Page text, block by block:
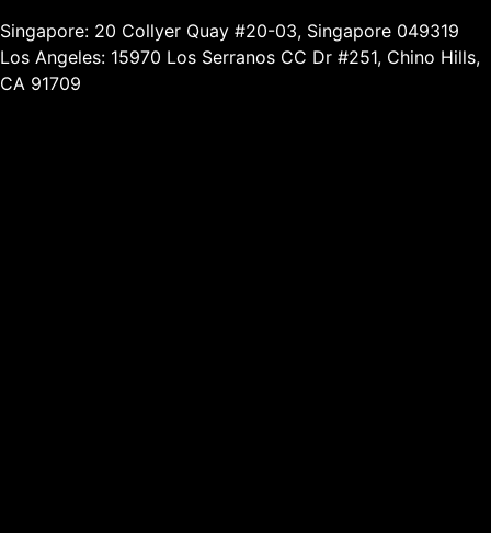
Singapore: 20 Collyer Quay #20-03, Singapore 049319
Los Angeles: 15970 Los Serranos CC Dr #251, Chino Hills,
CA 91709